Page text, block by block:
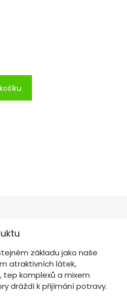
základu jako naše
atraktivních látek,
komplexů a mixem
dráždí k přijímání potravy.